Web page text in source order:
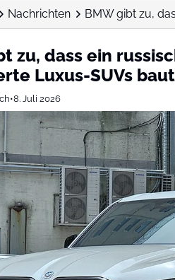
Nachrichten BMW gibt zu,
zu, dass ein
Luxus-SUVs baut
•8. Juli 2026